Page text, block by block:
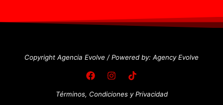
Copyright Agencia Evolve /Powered by: Agency Evolve
Términos, Condiciones y Privacidad